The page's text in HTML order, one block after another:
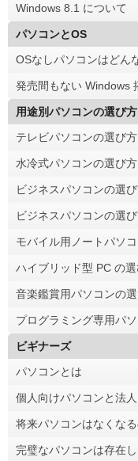
Windows 8.1 について
パソコンとOS
OSなしパソコンはどん
発売間もない Windows
用途別パソコンの選び方
テレビパソコンの選び方
水冷式パソコンの選び方
ビジネスパソコンの選び
ビジネスパソコンの選
モバイル用ノートパソ
ハイブリッド型 PC の
音楽鑑賞用パソコンの
プログラミング専用パ
ビギナーズ
パソコンとは
個人向けパソコンと法
将来パソコンはなくな
完璧なパソコンは存在